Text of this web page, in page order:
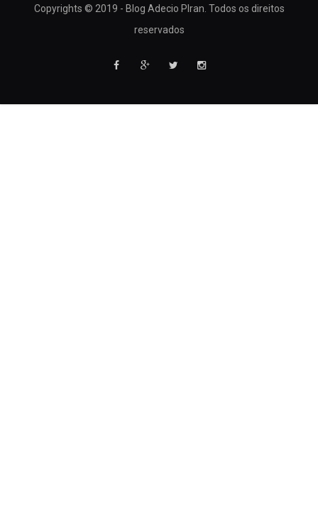
Copyrights © 2019 - Blog Adecio PIran. Todos os direitos
reservados